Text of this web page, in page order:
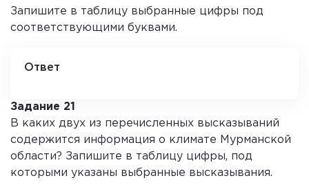
Запишите в таблицу выбранные цифры под
соответствующими буквами.
Ответ
Задание 21
В каких двух из перечисленных высказываний
содержится информация о климате Мурманской
области? Запишите в таблицу цифры, под
которыми указаны выбранные высказывания.